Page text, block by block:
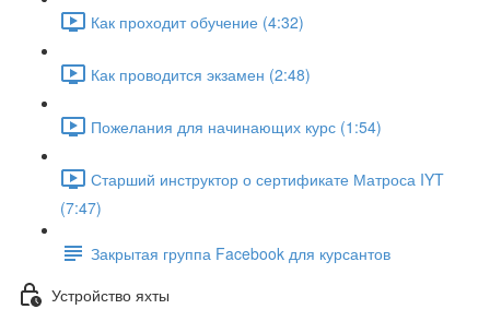
Как проходит обучение (4:32)
Как проводится экзамен (2:48)
Пожелания для начинающих курс (1:54)
Старший инструктор о сертификате Матроса IYT
(7:47)
Закрытая группа Facebook для курсантов
Устройство яхты